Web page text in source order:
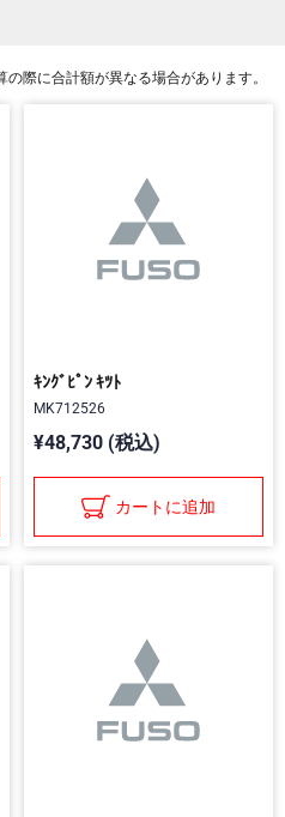
際に合計額が異なる場合があります。
ｷﾝｸﾞﾋﾟﾝ ｷﾂﾄ
MK712526
¥48,730 (税込)
カートに追加